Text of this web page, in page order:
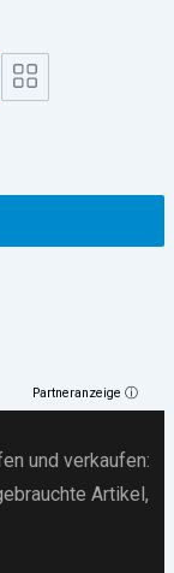
Partneranzeige ⓘ
und verkaufen:
Artikel ,